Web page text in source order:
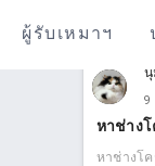
ผู้รับเหมาฯ
นุ่
9
หาช่างโ
หาช่างโ